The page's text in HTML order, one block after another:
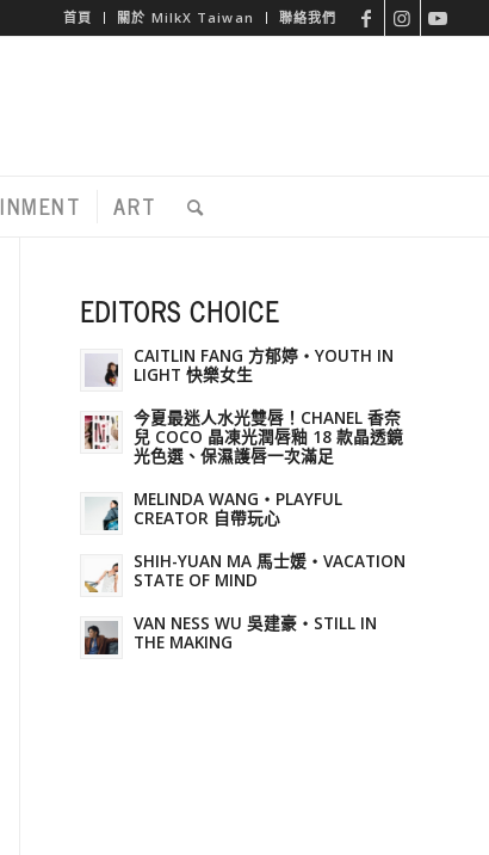
首頁 關於 MilkX Taiwan 聯絡我們
ART
EDITORS CHOICE
CAITLIN FANG 方郁婷・YOUTH IN
LIGHT 快樂女生
今夏最迷人水光雙唇！CHANEL 香奈
兒 COCO 晶凍光潤唇釉 18 款晶透鏡
光色選、保濕護唇一次滿足
MELINDA WANG・PLAYFUL
CREATOR 自帶玩心
SHIH-YUAN MA 馬士媛・VACATION
STATE OF MIND
VAN NESS WU 吳建豪・STILL IN
THE MAKING